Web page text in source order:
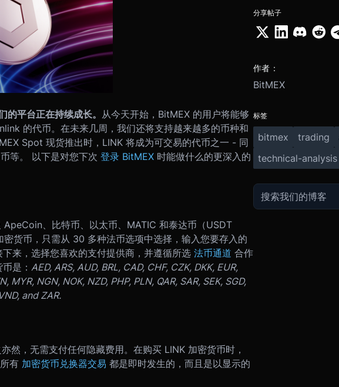
平台正在持续成长。 从今天开始，BitMEX 的用户将能够
的代币。在未来几周，我们还将支持越来越多的币种和
Spot 现货推出时，LINK 将成为可交易的代币之一 - 同
等。 以下是对您下次 登录 BitMEX 时能做什么的更深入的
ApeCoin、比特币、以太币、MATIC 和泰达币（USDT
货币，只需从 30 多种法币选项中选择，输入您要存入的
来，选择您喜欢的支付提供商，并遵循所选 法币通道 合作
是： AED, ARS, AUD, BRL, CAD, CHF, CZK, DKK, EUR,
MYR, NGN, NOK, NZD, PHP, PLN, QAR, SAR, SEK, SGD,
and ZAR.
亦然，无需支付任何隐藏费用。在购买 LINK 加密货币时，
有 加密货币兑换器交易 都是即时发生的，而且是以显示的
分享帖子
作者：
BitMEX
标签
bitmex trading
technical-analysis